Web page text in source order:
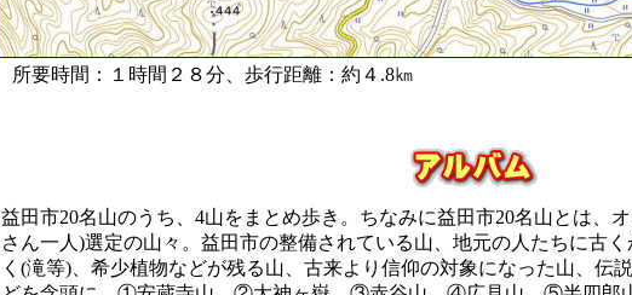
所要時間：１時間２８分、歩行距離：約４.8㎞
益田市20名山のうち、4山をまとめ歩き。ちなみに益田市20名山とは、
さん一人)選定の山々。益田市の整備されている山、地元の人たちに古
く(滝等)、希少植物などが残る山、古来より信仰の対象になった山、伝